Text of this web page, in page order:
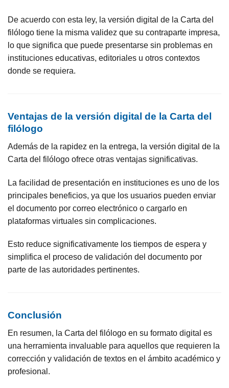
De acuerdo con esta ley, la versión digital de la Carta del
filólogo tiene la misma validez que su contraparte impresa,
lo que significa que puede presentarse sin problemas en
instituciones educativas, editoriales u otros contextos
donde se requiera.
Ventajas de la versión digital de la Carta del
filólogo
Además de la rapidez en la entrega, la versión digital de la
Carta del filólogo ofrece otras ventajas significativas.
La facilidad de presentación en instituciones es uno de los
principales beneficios, ya que los usuarios pueden enviar
el documento por correo electrónico o cargarlo en
plataformas virtuales sin complicaciones.
Esto reduce significativamente los tiempos de espera y
simplifica el proceso de validación del documento por
parte de las autoridades pertinentes.
Conclusión
En resumen, la Carta del filólogo en su formato digital es
una herramienta invaluable para aquellos que requieren la
corrección y validación de textos en el ámbito académico y
profesional.